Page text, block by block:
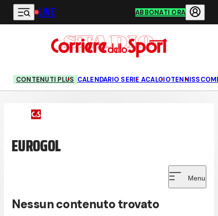
Vai al contenuto principale
LIVE ABBONATI ORA
CONTENUTI PLUS CALENDARIO SERIE ACALCIOTENNIS
EUROGOL
Menu
Nessun contenuto trovato